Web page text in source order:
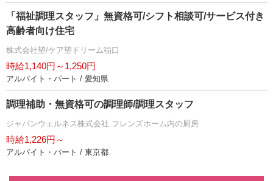
「福祉調理スタッフ」無資格可/シフト相談可/サービス付き
高齢者向け住宅
株式会社望/ケア望ドリーム稲口
時給1,140円～1,250円
アルバイト・パート / 愛知県
調理補助・無資格可の調理師/調理スタッフ
ジャパンウェルネス株式会社 フレンズホーム内の厨房
時給1,226円～
アルバイト・パート / 東京都